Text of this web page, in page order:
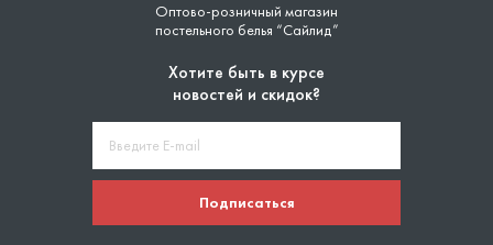
Оптово-розничный магазин
постельного белья “Сайлид”
Хотите быть в курсе
новостей и скидок?
Подписаться